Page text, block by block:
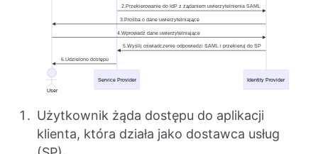
Użytkownik żąda dostępu do aplikacji
klienta, która działa jako dostawca usług